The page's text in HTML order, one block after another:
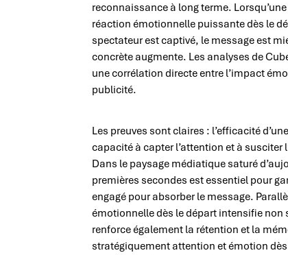
reconnaissance à long terme.
réaction émotionnelle puissante dès le
spectateur est captivé, le message est
concrète augmente. Les analyses de
une corrélation directe entre l’impact
publicité.
Les preuves sont claires : l’efficacité
capacité à capter l’attention et à
Dans le paysage médiatique saturé
premières secondes est essentiel pour
engagé pour absorber le message.
émotionnelle dès le départ intensifie
renforce également la rétention et la
stratégiquement attention et émotion